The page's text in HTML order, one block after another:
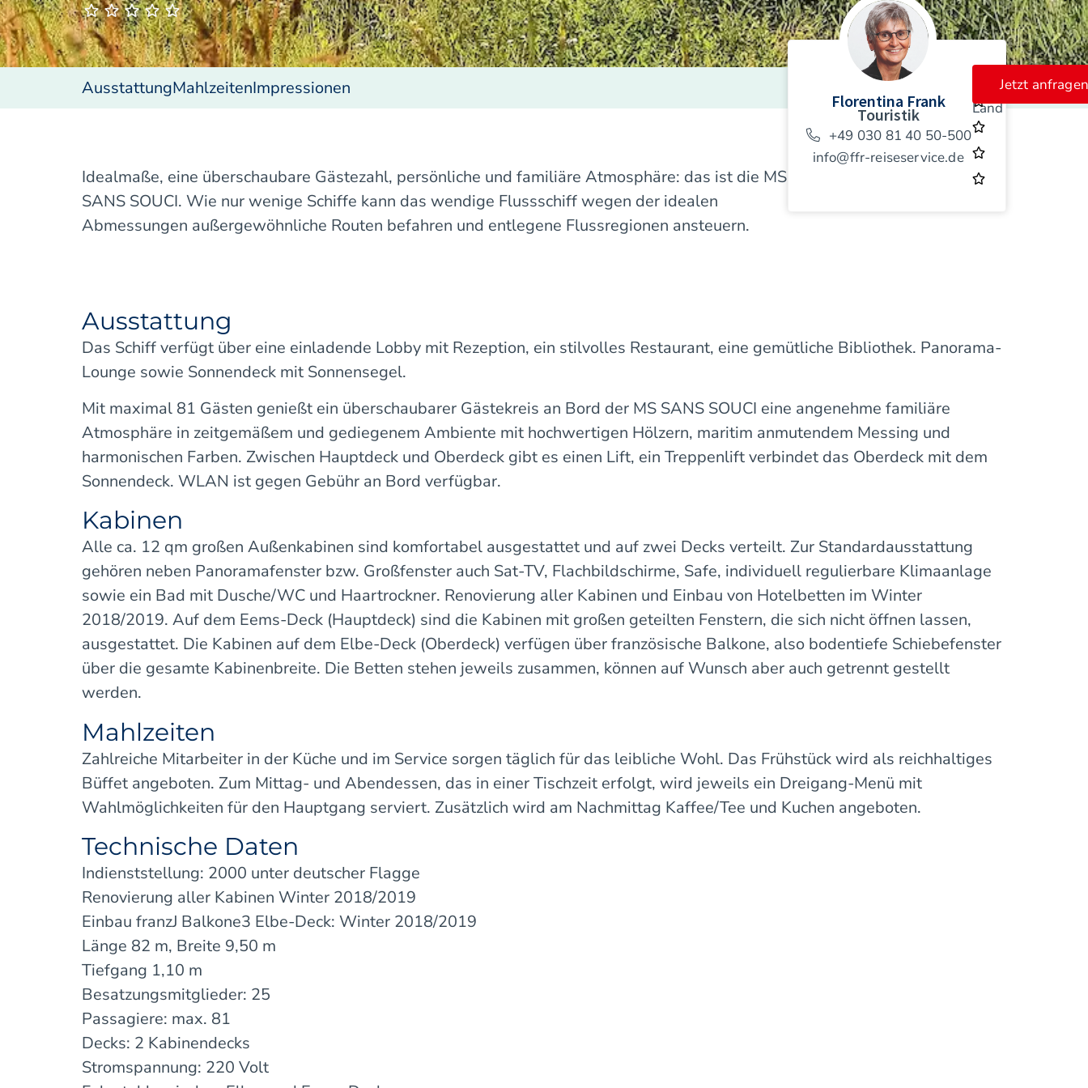
AusstattungMahlzeitenImpressionen
Idealmaße, eine überschaubare Gästezahl, persönliche und familiäre Atmosphäre: das ist die MS
SANS SOUCI. Wie nur wenige Schiffe kann das wendige Flussschiff wegen der idealen
Abmessungen außergewöhnliche Routen befahren und entlegene Flussregionen ansteuern.
Florentina Frank
Touristik
+49 030 81 40 50-500
info@ffr-reiseservice.de
Land
Jetzt anfragen
Ausstattung
Das Schiff verfügt über eine einladende Lobby mit Rezeption, ein stilvolles Restaurant, eine gemütliche Bibliothek. Panorama-
Lounge sowie Sonnendeck mit Sonnensegel.
Mit maximal 81 Gästen genießt ein überschaubarer Gästekreis an Bord der MS SANS SOUCI eine angenehme familiäre
Atmosphäre in zeitgemäßem und gediegenem Ambiente mit hochwertigen Hölzern, maritim anmutendem Messing und
harmonischen Farben. Zwischen Hauptdeck und Oberdeck gibt es einen Lift, ein Treppenlift verbindet das Oberdeck mit dem
Sonnendeck. WLAN ist gegen Gebühr an Bord verfügbar.
Kabinen
Alle ca. 12 qm großen Außenkabinen sind komfortabel ausgestattet und auf zwei Decks verteilt. Zur Standardausstattung
gehören neben Panoramafenster bzw. Großfenster auch Sat-TV, Flachbildschirme, Safe, individuell regulierbare Klimaanlage
sowie ein Bad mit Dusche/WC und Haartrockner. Renovierung aller Kabinen und Einbau von Hotelbetten im Winter
2018/2019. Auf dem Eems-Deck (Hauptdeck) sind die Kabinen mit großen geteilten Fenstern, die sich nicht öffnen lassen,
ausgestattet. Die Kabinen auf dem Elbe-Deck (Oberdeck) verfügen über französische Balkone, also bodentiefe Schiebefenster
über die gesamte Kabinenbreite. Die Betten stehen jeweils zusammen, können auf Wunsch aber auch getrennt gestellt
werden.
Mahlzeiten
Zahlreiche Mitarbeiter in der Küche und im Service sorgen täglich für das leibliche Wohl. Das Frühstück wird als reichhaltiges
Büffet angeboten. Zum Mittag- und Abendessen, das in einer Tischzeit erfolgt, wird jeweils ein Dreigang-Menü mit
Wahlmöglichkeiten für den Hauptgang serviert. Zusätzlich wird am Nachmittag Kaffee/Tee und Kuchen angeboten.
Technische Daten
Indienststellung: 2000 unter deutscher Flagge
Renovierung aller Kabinen Winter 2018/2019
Einbau franzJ Balkone3 Elbe-Deck: Winter 2018/2019
Länge 82 m, Breite 9,50 m
Tiefgang 1,10 m
Besatzungsmitglieder: 25
Passagiere: max. 81
Decks: 2 Kabinendecks
Stromspannung: 220 Volt